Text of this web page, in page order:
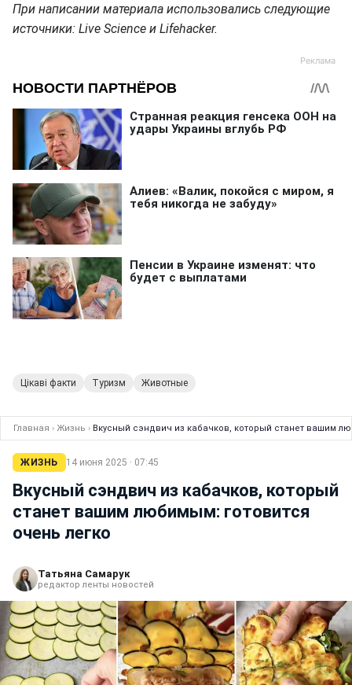
При написании материала использовались следующие
источники: Live Science и Lifehacker.
Цікаві факти Туризм Животные
Главная › Жизнь › Вкусный сэндвич из кабачков, который станет вашим
ЖИЗНЬ 14 июня 2025 · 07:45
Вкусный сэндвич из кабачков, который
станет вашим любимым: готовится
очень легко
Татьяна Самарук
редактор ленты новостей